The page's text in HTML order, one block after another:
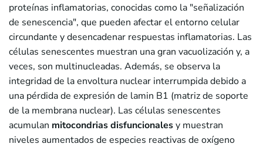
proteínas inflamatorias, conocidas como la "señalización
de senescencia", que pueden afectar el entorno celular
circundante y desencadenar respuestas inflamatorias. Las
células senescentes muestran una gran vacuolización y, a
veces, son multinucleadas. Además, se observa la
integridad de la envoltura nuclear interrumpida debido a
una pérdida de expresión de lamin B1 (matriz de soporte
de la membrana nuclear). Las células senescentes
acumulan mitocondrias disfuncionalesy muestran
niveles aumentados de especies reactivas de oxígeno